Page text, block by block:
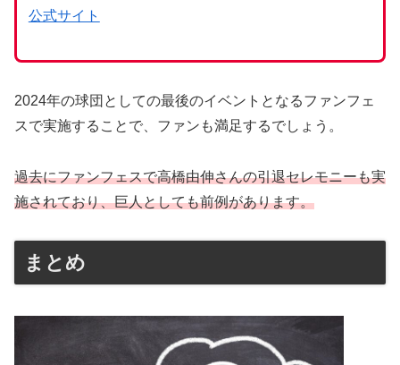
公式サイト
2024年の球団としての最後のイベントとなるファンフェ
スで実施することで、ファンも満足するでしょう。
過去にファンフェスで高橋由伸さんの引退セレモニーも実
施されており、巨人としても前例があります。
まとめ